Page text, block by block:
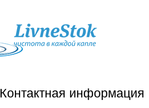
Контактная информация